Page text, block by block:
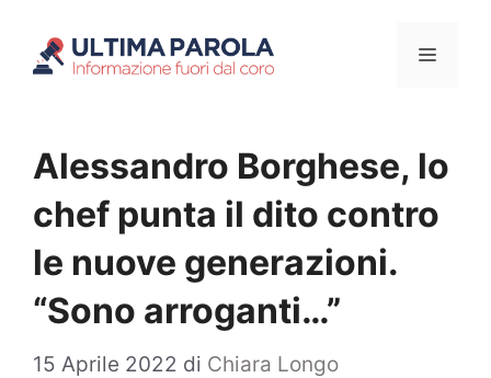
Menu
Alessandro Borghese, lo
chef punta il dito contro
le nuove generazioni.
“Sono arroganti…”
15 Aprile 2022 di Chiara Longo